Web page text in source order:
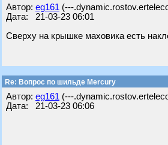
Автор: eg161 (---
Дата: 21-03-23 06:01
Сверху на крышке маховика есть
Re: Вопрос по шильде Mercury
Автор: eg161 (---
Дата: 21-03-23 06:06